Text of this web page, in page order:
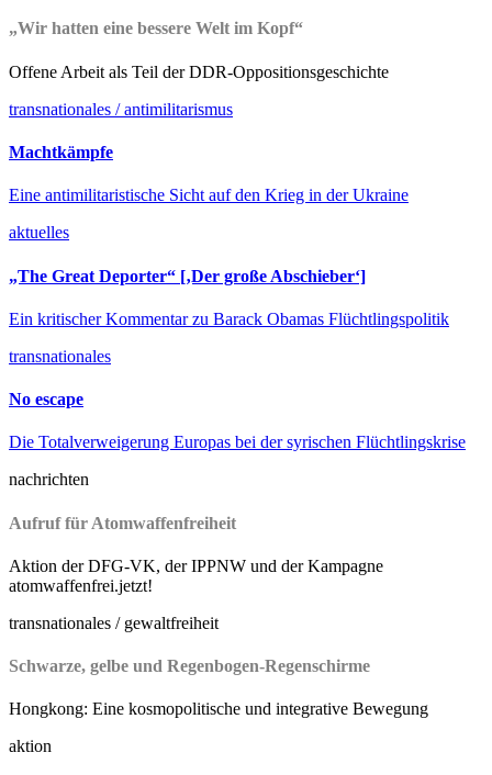
„Wir hatten eine bessere Welt im Kopf“
Offene Arbeit als Teil der DDR-Oppositionsgeschichte
transnationales / antimilitarismus
Machtkämpfe
Eine antimilitaristische Sicht auf den Krieg in der Ukraine
aktuelles
„The Great Deporter“ [‚Der große Abschieber‘]
Ein kritischer Kommentar zu Barack Obamas Flüchtlingspolitik
transnationales
No escape
Die Totalverweigerung Europas bei der syrischen Flüchtlingskrise
nachrichten
Aufruf für Atomwaffenfreiheit
Aktion der DFG-VK, der IPPNW und der Kampagne
atomwaffenfrei.jetzt!
transnationales / gewaltfreiheit
Schwarze, gelbe und Regenbogen-Regenschirme
Hongkong: Eine kosmopolitische und integrative Bewegung
aktion